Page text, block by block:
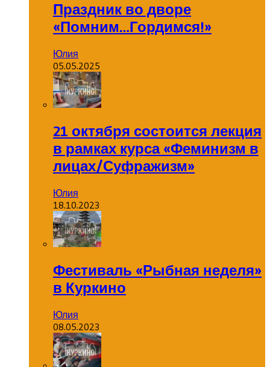
Праздник во дворе
«Помним…Гордимся!»
Юлия
05.05.2025
21 октября состоится лекция
в рамках курса «Феминизм в
лицах/Суфражизм»
Юлия
18.10.2023
Фестиваль «Рыбная неделя»
в Куркино
Юлия
08.05.2023